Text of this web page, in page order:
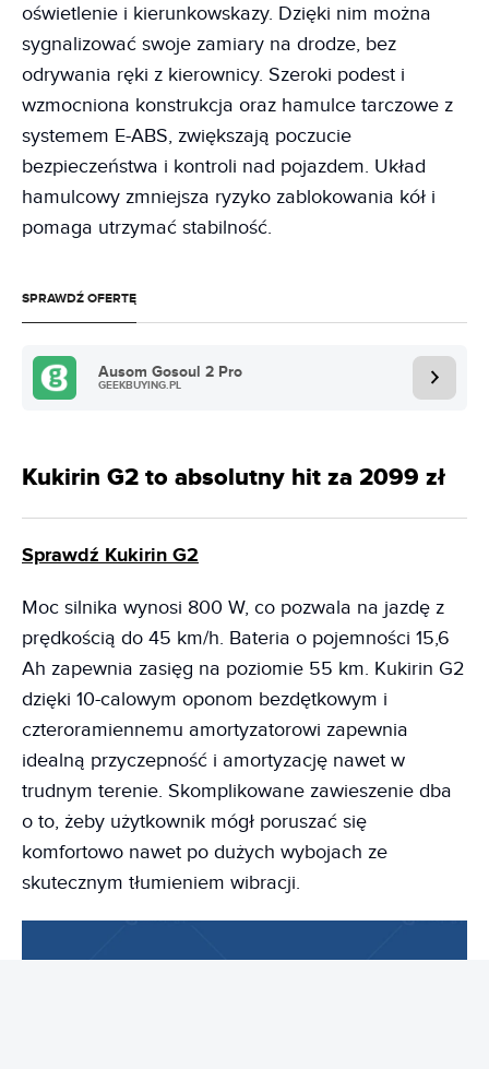
oświetlenie i kierunkowskazy. Dzięki nim można
sygnalizować swoje zamiary na drodze, bez
odrywania ręki z kierownicy. Szeroki podest i
wzmocniona konstrukcja oraz hamulce tarczowe z
systemem E-ABS, zwiększają poczucie
bezpieczeństwa i kontroli nad pojazdem. Układ
hamulcowy zmniejsza ryzyko zablokowania kół i
pomaga utrzymać stabilność.
SPRAWDŹ OFERTĘ
Ausom Gosoul 2 Pro
GEEKBUYING.PL
Kukirin G2 to absolutny hit za 2099 zł
Sprawdź Kukirin G2
Moc silnika wynosi 800 W, co pozwala na jazdę z
prędkością do 45 km/h. Bateria o pojemności 15,6
Ah zapewnia zasięg na poziomie 55 km. Kukirin G2
dzięki 10-calowym oponom bezdętkowym i
czteroramiennemu amortyzatorowi zapewnia
idealną przyczepność i amortyzację nawet w
trudnym terenie. Skomplikowane zawieszenie dba
o to, żeby użytkownik mógł poruszać się
komfortowo nawet po dużych wybojach ze
skutecznym tłumieniem wibracji.